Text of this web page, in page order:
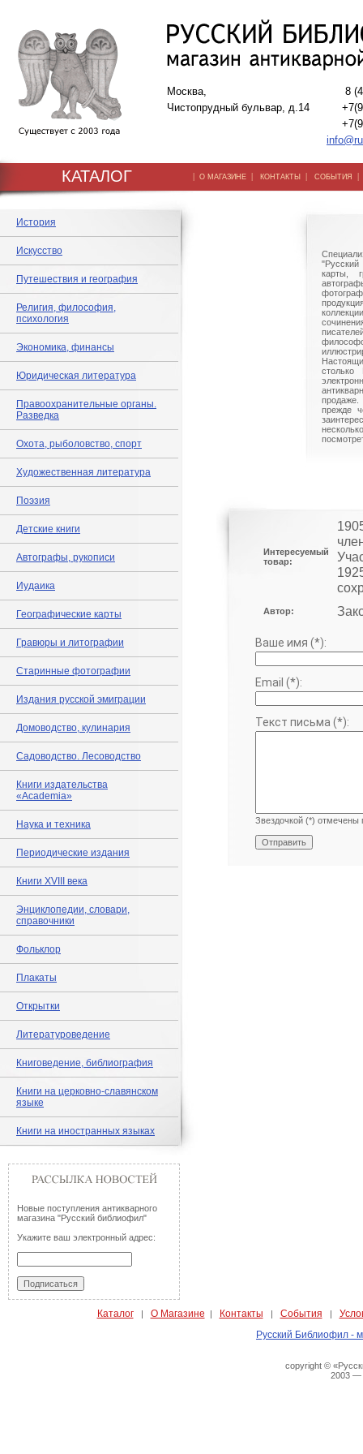
Москва,
Чистопрудный бульвар, д.14
8
КАТАЛОГ | О МАГАЗИНЕ | КОНТАКТЫ | СОБЫТИЯ
История
Искусство
Путешествия и география
Религия, философия,
психология
Экономика, финансы
Юридическая литература
Правоохранительные органы.
Разведка
Охота, рыболовство, спорт
Художественная литература
Поэзия
Детские книги
Автографы, рукописи
Иудаика
Географические карты
Гравюры и литографии
Старинные фотографии
Издания русской эмиграции
Домоводство, кулинария
Садоводство. Лесоводство
Книги издательства
«Academia»
Наука и техника
Периодические издания
Книги XVIII века
Энциклопедии, словари,
справочники
Фольклор
Плакаты
Открытки
Литературоведение
Книговедение, библиография
Книги на церковно-славянском
языке
Книги на иностранных языках
Новые поступления антикварного
магазина "Русский библиофил"
Укажите ваш электронный адрес:
"Русский
карты,
столько
прежде
Интересуемый
товар:
Автор:
Ваше имя (*):
Email (*):
Текст письма (*):
Звездочкой (*) отмечены
Каталог| О Магазине | Контакты | События |
Русский Библиофил -
copyright ©
2003 —